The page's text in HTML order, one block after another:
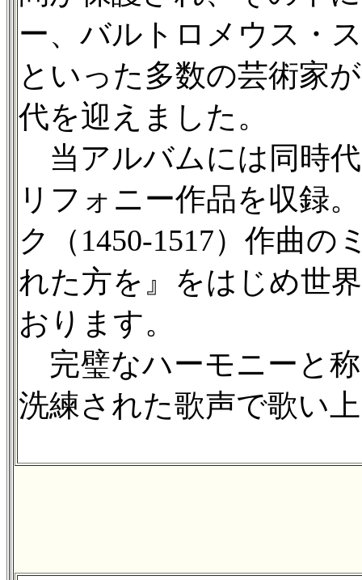
ー、バルトロメウス・
といった多数の芸術家
代を迎えました。
当アルバムには同時
リフォニー作品を収録
ク（1450-1517）作曲
れた方を』をはじめ世
おります。
完璧なハーモニーと
洗練された歌声で歌い